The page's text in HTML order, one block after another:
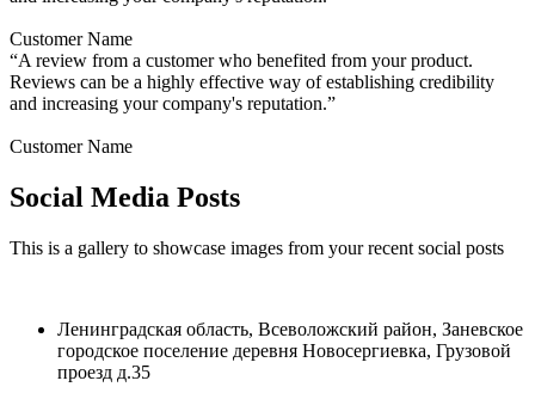
Customer Name
“A review from a customer who benefited from your product.
Reviews can be a highly effective way of establishing credibility
and increasing your company's reputation.”
Customer Name
Social Media Posts
This is a gallery to showcase images from your recent social posts
Ленинградская область, Всеволожский район, Заневское
городское поселение деревня Новосергиевка, Грузовой
проезд д.35